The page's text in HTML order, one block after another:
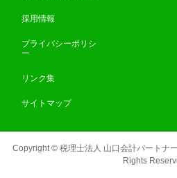
採用情報
プライバシーポリシ
ー
リンク集
サイトマップ
Copyright © 税理士法人 山口会計パートナ
Rights